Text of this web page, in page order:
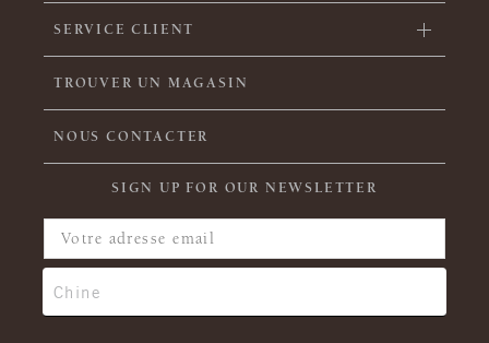
SERVICE CLIENT
TROUVER UN MAGASIN
NOUS CONTACTER
SIGN UP FOR OUR NEWSLETTER